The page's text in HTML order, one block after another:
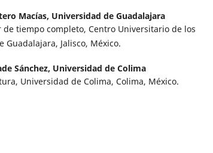
Macías, Universidad de Guadalajara
de tiempo completo, Centro Universitario de los
Guadalajara, Jalisco, México.
Sánchez, Universidad de Colima
Universidad de Colima, Colima, México.